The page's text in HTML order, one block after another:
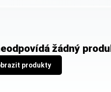
žádný
produkty